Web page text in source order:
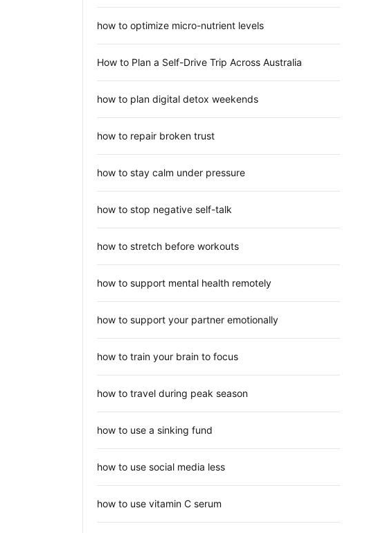
how to optimize micro-nutrient levels
How to Plan a Self-Drive Trip Across Australia
how to plan digital detox weekends
how to repair broken trust
how to stay calm under pressure
how to stop negative self-talk
how to stretch before workouts
how to support mental health remotely
how to support your partner emotionally
how to train your brain to focus
how to travel during peak season
how to use a sinking fund
how to use social media less
how to use vitamin C serum